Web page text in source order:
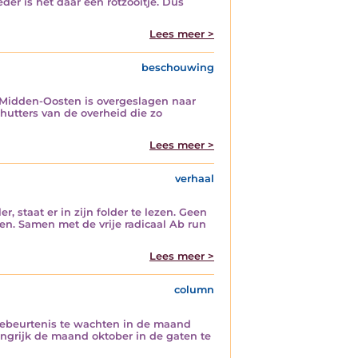
Lees meer >
beschouwing
Oosten is overgeslagen naar
van de overheid die zo
Lees meer >
verhaal
staat er in zijn folder te lezen. Geen
Samen met de vrije radicaal Ab run
Lees meer >
column
te wachten in de maand
de maand oktober in de gaten te